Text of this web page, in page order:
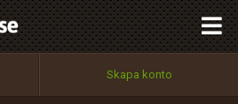
Skapa konto
Utför
OK
Tillbaka till förstasidan